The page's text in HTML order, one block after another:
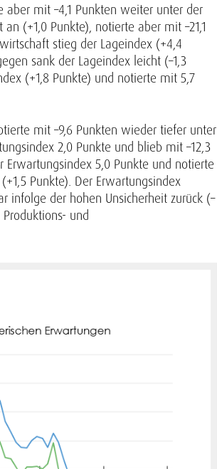
mit –4,1 Punkten weiter unter der
(+1,0 Punkte), notierte aber mit –21,1
stieg der Lageindex (+4,4
sank der Lageindex leicht (–1,3
(+1,8 Punkte) und notierte mit 5,7
mit –9,6 Punkten wieder tiefer unter
2,0 Punkte und blieb mit –12,3
5,0 Punkte und notierte
Punkte). Der Erwartungsindex
infolge der hohen Unsicherheit zurück (–
und